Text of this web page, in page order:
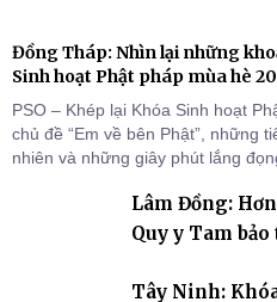
Đồng Tháp: Nhìn lại những
Sinh hoạt Phật pháp mùa hè
PSO – Khép lại Khóa Sinh hoạt
chủ đề “Em về bên Phật”, những
nhiên và những giây phút lắng
Tháp). Những tuần tu học ngắn
trang quý báu, gieo những hạt
Lâm Đồng:
Quy y Tam
Tây Ninh: